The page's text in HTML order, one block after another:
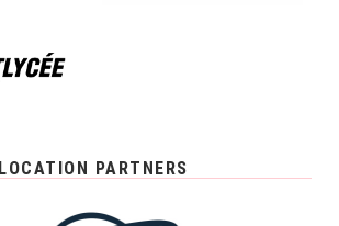
LOCATION PARTNERS